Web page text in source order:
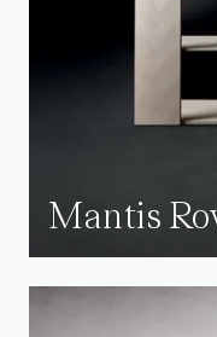
Mantis